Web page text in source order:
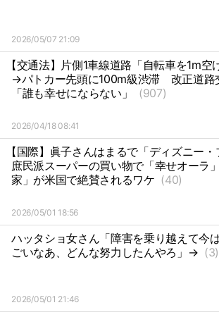
2026/05/07 21:09
【交通法】片側1車線道路「自転車を1m空
→パトカー先頭に100m級渋滞
改正道路
「誰も幸せにならない」
(907)
2026/04/18 08:41
【国際】眞子さんはまるで「ディズニー
庶民派スーパーの買い物で「幸せオーラ
家」が米国で絶賛されるワケ (40)
2026/05/01 18:56
ハッタショ女さん「障害を乗り越えて今
ごいなあ、どんな努力したんやろ」→ (3)
2026/05/01 21:46